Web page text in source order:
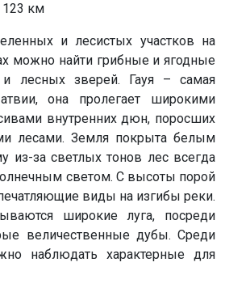
123 км
и лесистых участков на
можно найти грибные и ягодные
лесных зверей. Гауя – самая
она пролегает широкими
внутренних дюн, поросших
лесами. Земля покрыта белым
из-за светлых тонов лес всегда
светом. С высоты порой
виды на изгибы реки.
широкие луга, посреди
величественные дубы. Среди
наблюдать характерные для